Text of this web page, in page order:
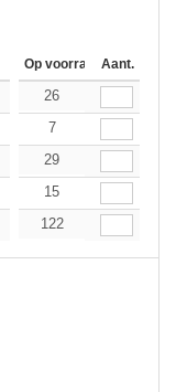
144-287 288 + Meer
Op voorraadAant.
13.48
26
13.48
7
13.48
29
13.48
15
13.48
122